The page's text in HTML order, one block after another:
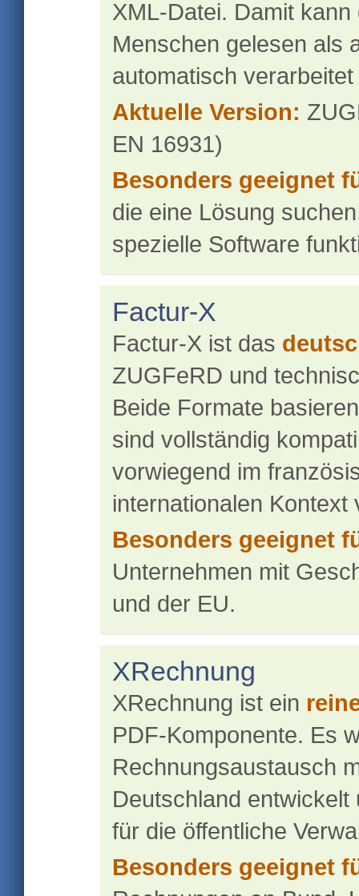
XML-Datei. Damit
Menschen gelesen als
automatisch
Aktuelle Version:
EN 16931)
Besonders geeignet
die eine Lösung
spezielle Software
Factur-X
Factur-X ist das
ZUGFeRD und
Beide Formate
sind vollständig
vorwiegend im
internationalen Kontext
Besonders geeignet
Unternehmen mit
und der EU.
XRechnung
XRechnung ist ein
PDF-Komponente. Es
Rechnungsaustausch
Deutschland
für die öffentliche
Besonders geeignet